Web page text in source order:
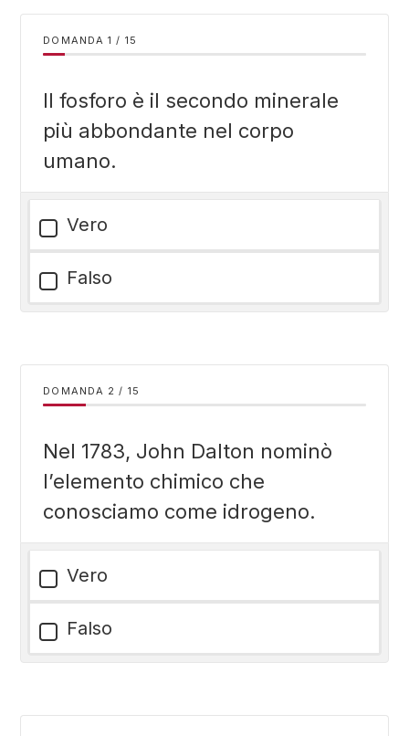
DOMANDA / 15
Il fosforo è il secondo minerale
più abbondante nel corpo
umano.
Vero
Falso
DOMANDA / 15
Nel 1783, John Dalton nominò
l’elemento chimico che
conosciamo come idrogeno.
Vero
Falso